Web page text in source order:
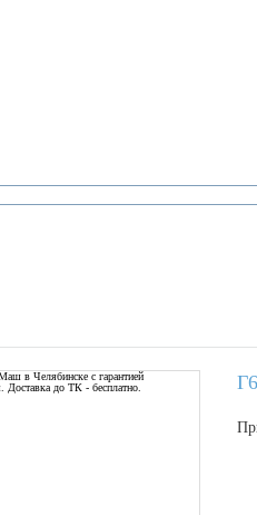
в Челябинске с гарантией
Доставка до ТК - бесплатно.